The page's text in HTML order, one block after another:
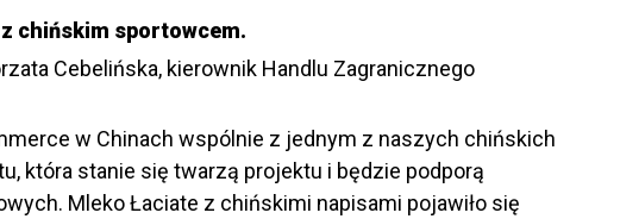
chińskim sportowcem.
Cebelińska, kierownik Handlu Zagranicznego
w Chinach wspólnie z jednym z naszych chińskich
która stanie się twarzą projektu i będzie podporą
Mleko Łaciate z chińskimi napisami pojawiło się